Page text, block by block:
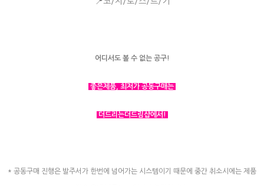
어디서도 볼 수 없는 공구!
좋은제품, 최저가 공동구매는
더드리는더드림샵에서!
* 공동구매 진행은 발주서가 한번에 넘어가는 시스템이기 때문에 중간 취소시에는 제품